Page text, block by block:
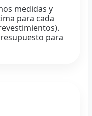
medidas y
para cada
para